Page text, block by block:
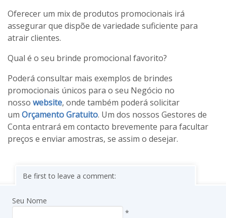
Oferecer um mix de produtos promocionais irá
assegurar que dispõe de variedade suficiente para
atrair clientes.
Qual é o seu brinde promocional favorito?
Poderá consultar mais exemplos de brindes
promocionais únicos para o seu Negócio no
nosso website, onde também poderá solicitar
um Orçamento Gratuito. Um dos nossos Gestores de
Conta entrará em contacto brevemente para facultar
preços e enviar amostras, se assim o desejar.
Be first to leave a comment:
Seu Nome
*